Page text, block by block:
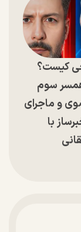
کیست؟
سوم
و ماجرای
با